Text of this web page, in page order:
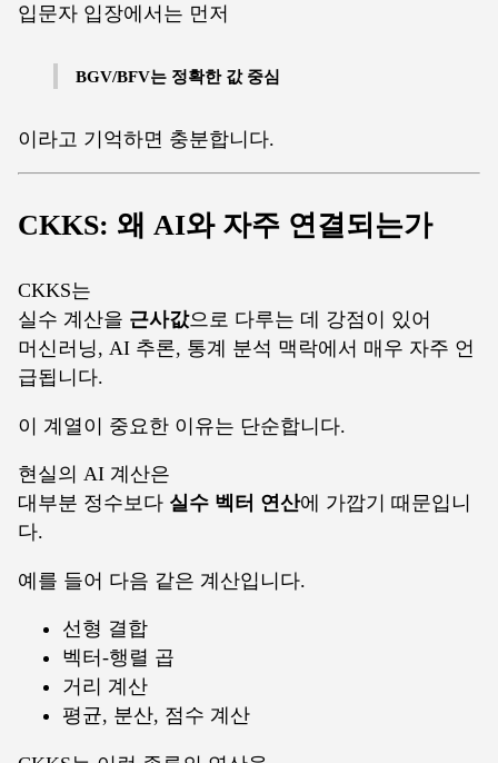
입문자 입장에서는 먼저
BGV/BFV는 정확한 값 중심
이라고 기억하면 충분합니다.
CKKS: 왜 AI와 자주 연결되는가
CKKS는
실수 계산을 근사값으로 다루는 데 강점이 있어
머신러닝, AI 추론, 통계 분석 맥락에서 매우 자주 언
급됩니다.
이 계열이 중요한 이유는 단순합니다.
현실의 AI 계산은
대부분 정수보다 실수 벡터 연산에 가깝기 때문입니
다.
예를 들어 다음 같은 계산입니다.
선형 결합
벡터-행렬 곱
거리 계산
평균, 분산, 점수 계산